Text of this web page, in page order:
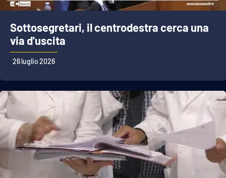
Sottosegretari, il centrodestra cerca una
via d'uscita
26 luglio 2026